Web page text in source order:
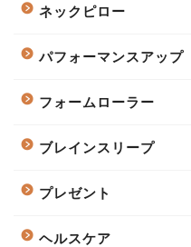
ネックピロー
パフォーマンスアップ
フォームローラー
ブレインスリープ
プレゼント
ヘルスケア